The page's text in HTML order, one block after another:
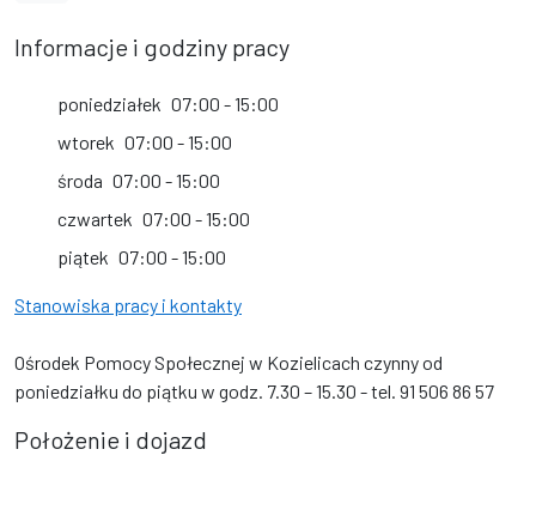
Informacje i godziny pracy
poniedziałek 07:00 - 15:00
wtorek 07:00 - 15:00
środa 07:00 - 15:00
czwartek 07:00 - 15:00
piątek 07:00 - 15:00
Stanowiska pracy i kontakty
Ośrodek Pomocy Społecznej w Kozielicach czynny od
poniedziałku do piątku w godz. 7.30 – 15.30 - tel. 91 506 86 57
Położenie i dojazd